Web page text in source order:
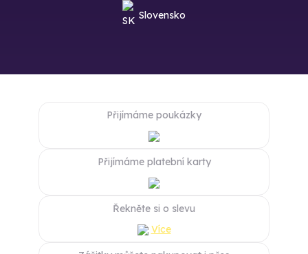
Slovensko
Přijímáme poukázky
Přijímáme platební karty
Řekněte si o slevu
Více